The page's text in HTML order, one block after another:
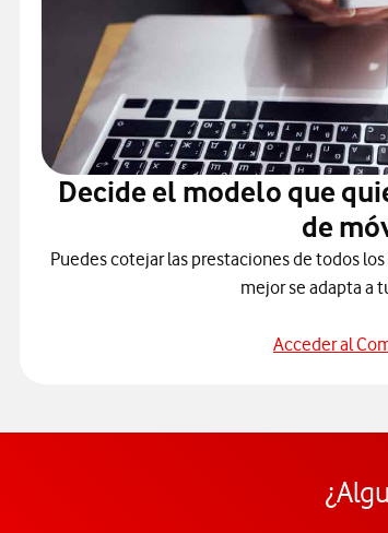
Decide el modelo que
de
Puedes cotejar las prestaciones de todos
mejor se adapta a
Acceder al